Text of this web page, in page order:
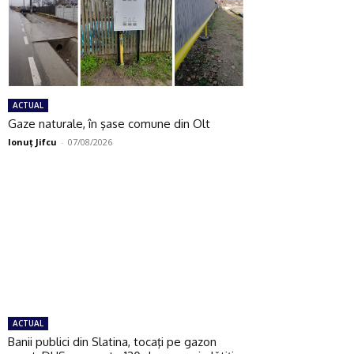
ACTUAL
Gaze naturale, în şase comune din Olt
Ionuţ Jifcu - 07/08/2026
ACTUAL
Banii publici din Slatina, tocaţi pe gazon